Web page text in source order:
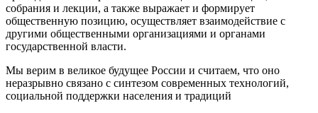
собрания и лекции, а также выражает и формирует
общественную позицию, осуществляет взаимодействие с
другими общественными организациями и органами
государственной власти.
Мы верим в великое будущее России и считаем, что оно
неразрывно связано с синтезом современных технологий,
социальной поддержки населения и традиций